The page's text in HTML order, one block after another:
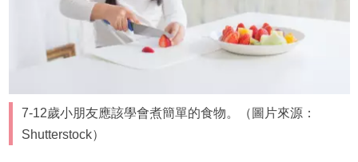
7-12歲小朋友應該學會煮簡單的食物。（圖片來源：
Shutterstock）